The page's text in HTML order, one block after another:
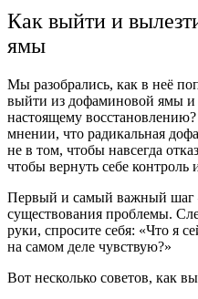
Как выйти и
ямы
Мы разобрались, как в неё
выйти из дофаминовой ямы и
настоящему
мнении, что радикальная
не в том, чтобы навсегда
чтобы вернуть себе
Первый и самый важный шаг
существования проблемы.
руки, спросите себя: «Что я
на самом деле чувствую?»
Вот несколько советов, как